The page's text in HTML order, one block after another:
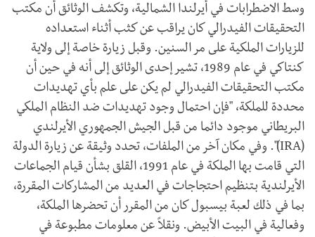
وسط الاضطرابات في أيرلندا الشمالية، وتكشف الوثائق أن مكتب
التحقيقات الفيدرالي كان يراقب عن كثب أثناء استعداده
للزيارات الملكية على مر السنين. وقبل زيارة خاصة إلى ولاية
كنتاكي في عام 1989، تشير إحدى الوثائق إلى أنه في حين أن
مكتب التحقيقات الفيدرالي لم يكن على علم بأي تهديدات
محددة للملكة، "فإن احتمال وجود تهديدات ضد النظام الملكي
البريطاني موجود دائما من قبل الجيش الجمهوري الأيرلندي
(IRA)". وفي مكان آخر من الملفات، تحدد وثيقة عن زيارة الدولة
التي قامت بها الملكة في عام 1991، القلق بشأن قيام الجماعات
الأيرلندية بتنظيم احتجاجات في العديد من المشاركات المقررة،
بما في ذلك لعبة بيسبول كان من المقرر أن تحضرها الملكة،
وفعالية في البيت الأبيض. ونقلاً عن معلومات مطبوعة في